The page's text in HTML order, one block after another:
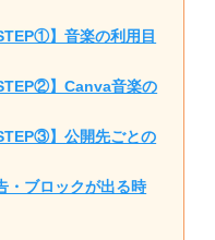
】音楽の利用目
】Canva音楽の
】公開先ごとの
・ブロックが出る時